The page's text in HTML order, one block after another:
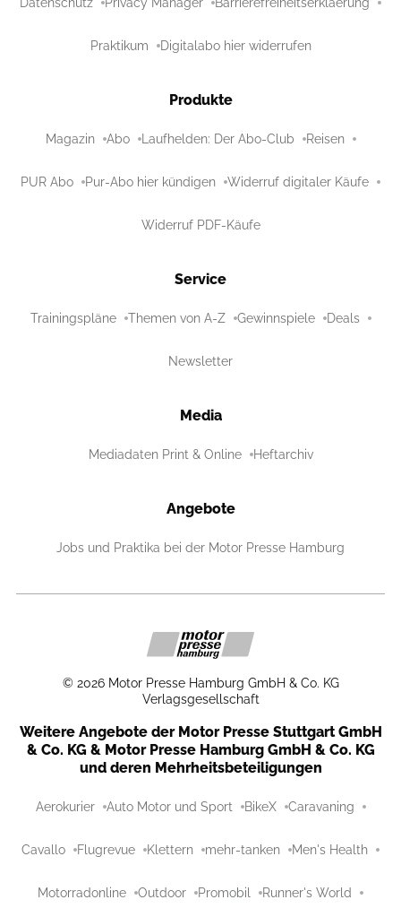
Praktikum Digitalabo hier widerrufen
Produkte
Magazin Abo Laufhelden: Der Abo-Club Reisen
PUR Abo Pur-Abo hier kündigen Widerruf digitaler Käufe
Widerruf PDF-Käufe
Service
Trainingspläne Themen von A-Z Gewinnspiele Deals
Newsletter
Media
Mediadaten Print & Online Heftarchiv
Angebote
Jobs und Praktika bei der Motor Presse Hamburg
© 2026 Motor Presse Hamburg GmbH & Co. KG
Verlagsgesellschaft
Weitere Angebote der Motor Presse Stuttgart GmbH
& Co. KG & Motor Presse Hamburg GmbH & Co. KG
und deren Mehrheitsbeteiligungen
Aerokurier Auto Motor und Sport BikeX Caravaning
Cavallo Flugrevue Klettern mehr-tanken Men's Health
Motorradonline Outdoor Promobil Runner's World